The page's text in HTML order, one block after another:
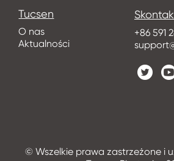
Tucsen
O nas
Aktualności
+86 591
© Wszelkie prawa zastrzeżone i